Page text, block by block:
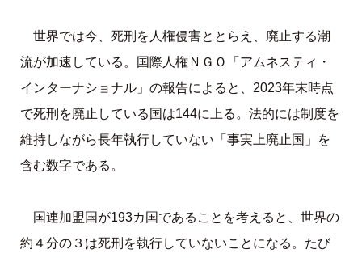
世界では今、死刑を人権侵害ととらえ、廃止する潮
流が加速している。国際人権ＮＧＯ「アムネスティ・
インターナショナル」の報告によると、2023年末時点
で死刑を廃止している国は144に上る。法的には制度を
維持しながら長年執行していない「事実上廃止国」を
含む数字である。
国連加盟国が193カ国であることを考えると、世界の
約４分の３は死刑を執行していないことになる。たび